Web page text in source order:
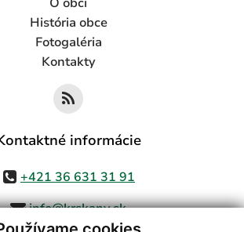
História obce
Fotogaléria
Kontakty
informácie
+421 36 631 31 91
info@krskany.sk